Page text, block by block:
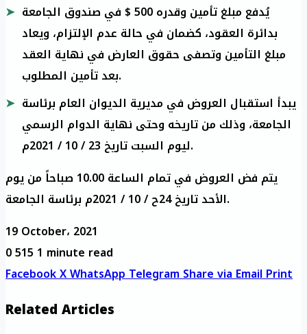
يُدفع مبلغ تأمين وقدره 500 $ في صندوق الجامعة
بدائرة العقود، كضمان في حالة عدم الإلتزام، ويعاد
مبلغ التأمين وتصفى حقوق العارض في نهاية العقد
بعد تأمين المطلوب.
يبدأ استقبال العروض في مديرية الديوان العام برئاسة
الجامعة، وذلك من تاريخه وحتى نهاية الدوام الرسمي
ليوم السبت تاريخ 23 / 10 / 2021م.
يتم فض العروض في تمام الساعة 10.00 صباحاً من يوم
الأحد تاريخ 24ح / 10 / 2021م برئاسة الجامعة.
19 October، 2021
0515 1 minute read
FacebookXWhatsAppTelegramShare via EmailPrint
Related Articles